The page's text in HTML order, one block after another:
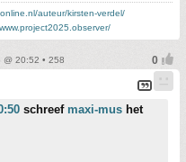
auteur/kirsten-verdel/
@ 20:52 • 258
schreef maxi-mus het